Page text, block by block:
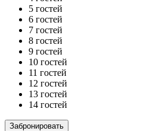
5 гостей
6 гостей
7 гостей
8 гостей
9 гостей
10 гостей
11 гостей
12 гостей
13 гостей
14 гостей